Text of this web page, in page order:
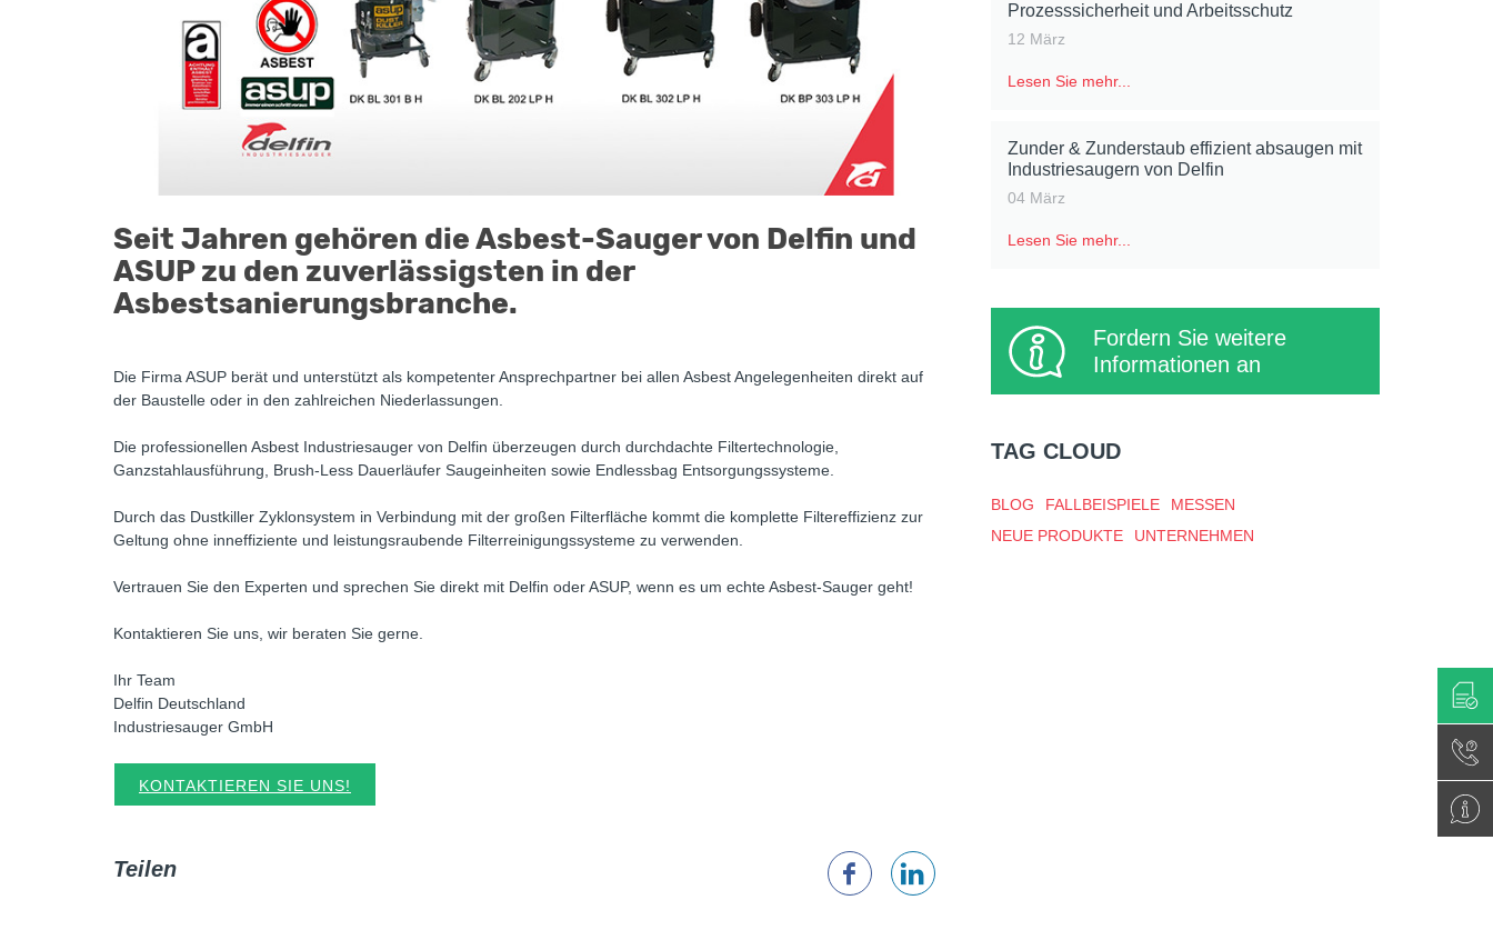
Seit Jahren gehören die Asbest-Sauger von Delfin und
ASUP zu den zuverlässigsten in der
Asbestsanierungsbranche.
Die Firma ASUP berät und unterstützt als kompetenter Ansprechpartner bei allen Asbest Angelegenheiten direkt auf
der Baustelle oder in den zahlreichen Niederlassungen.
Die professionellen Asbest Industriesauger von Delfin überzeugen durch durchdachte Filtertechnologie,
Ganzstahlausführung, Brush-Less Dauerläufer Saugeinheiten sowie Endlessbag Entsorgungssysteme.
Durch das Dustkiller Zyklonsystem in Verbindung mit der großen Filterfläche kommt die komplette Filtereffizienz zur
Geltung ohne inneffiziente und leistungsraubende Filterreinigungssysteme zu verwenden.
Vertrauen Sie den Experten und sprechen Sie direkt mit Delfin oder ASUP, wenn es um echte Asbest-Sauger geht!
Kontaktieren Sie uns, wir beraten Sie gerne.
Ihr Team
Delfin Deutschland
Industriesauger GmbH
KONTAKTIEREN SIE UNS!
Teilen
Prozesssicherheit und Arbeitsschutz
12 März
Lesen Sie mehr...
Zunder & Zunderstaub effizient absaugen mit
Industriesaugern von Delfin
04 März
Lesen Sie mehr...
Fordern Sie weitere
Informationen an
TAG CLOUD
BLOG FALLBEISPIELE
MESSEN
NEUE PRODUKTE
UNTERNEHMEN